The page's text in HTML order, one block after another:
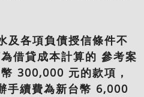
及各項負債授信條件不
借貸成本計算的 參考案
300,000 元的款項，
手續費為新台幣 6,000